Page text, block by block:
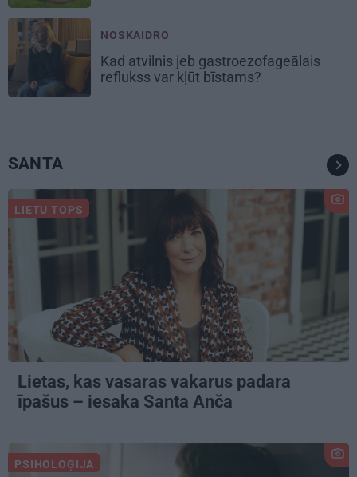
NOSKAIDRO
Kad atvilnis jeb gastroezofageālais
reflukss var kļūt bīstams?
SANTA
LIETU TOPS
Lietas, kas vasaras vakarus padara
īpašus – iesaka Santa Anča
PSIHOLOĢIJA